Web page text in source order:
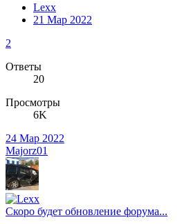
Lexx
21 Мар 2022
2
Ответы
20
Просмотры
6K
24 Мар 2022
Majorz01
Скоро будет обновление форума...